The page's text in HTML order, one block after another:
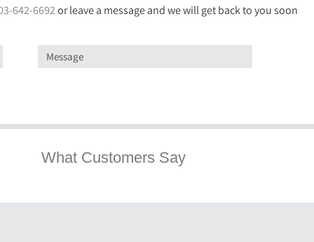
642-6692or leave a message and we will get back to you soon
What Customers Say